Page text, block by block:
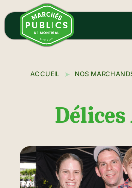
au
contenu
principal
ACCUEIL NOS
Délices